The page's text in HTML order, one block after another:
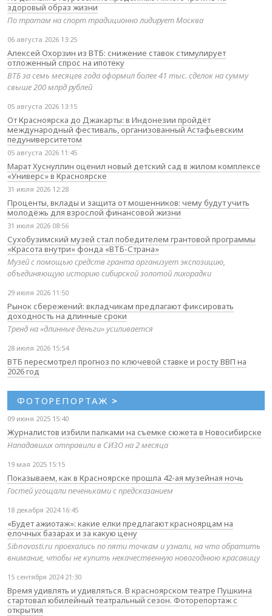
здоровый образ жизни
По тратам на спорт традиционно лидирует Москва
06 августа 2026 13:25
Алексей Охорзин из ВТБ: снижение ставок стимулирует
отложенный спрос на ипотеку
ВТБ за семь месяцев года оформил более 41 тыс. сделок на сумму
свыше 200 млрд рублей
05 августа 2026 13:15
От Красноярска до Джакарты: в Индонезии пройдёт
международный фестиваль, организованный Астафьевским
педуниверситетом
05 августа 2026 11:45
Марат Хуснуллин оценил новый детский сад в жилом комплексе
«Универс» в Красноярске
31 июля 2026 12:28
Проценты, вклады и защита от мошенников: чему будут учить
молодёжь для взрослой финансовой жизни
31 июля 2026 08:56
Сухобузимский музей стал победителем грантовой программы
«Красота внутри» фонда «ВТБ-Страна»
Музей с помощью средств гранта организует экспозицию,
объединяющую историю сибирской золотой лихорадки
29 июля 2026 11:50
Рынок сбережений: вкладчикам предлагают фиксировать
доходность на длинные сроки
Тренд на «длинные деньги» усиливается
28 июля 2026 15:54
ВТБ пересмотрел прогноз по ключевой ставке и росту ВВП на
2026 год
ФОТОРЕПОРТАЖ >
09 июня 2025 15:40
Журналистов избили палками на съемке сюжета в Новосибирске
Нападавших отправили в СИЗО на 2 месяца
19 мая 2025 15:15
Показываем, как в Красноярске прошла 42-ая музейная ночь
Гостей угощали печеньками с предсказанием
18 декабря 2024 16:45
«Будет ажиотаж»: какие елки предлагают красноярцам на
елочных базарах и за какую цену
Sibnovosti.ru проехались по пяти точкам и узнали, на что обратить
внимание, чтобы не купить некачественную новогоднюю красавицу
15 сентября 2024 21:30
Время удивлять и удивляться. В красноярском театре Пушкина
стартовал юбилейный театральный сезон. Фоторепортаж с
открытия